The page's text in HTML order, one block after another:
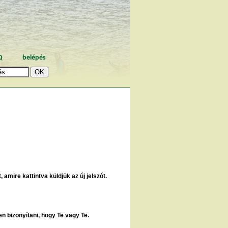
belépés
amire kattintva küldjük az új jelszót.
bizonyítani, hogy Te vagy Te.